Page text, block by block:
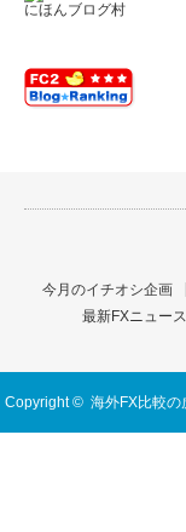
にほんブログ村
今月のイチオシ企画
最新FXニュース
Copyright © 海外FX比較の